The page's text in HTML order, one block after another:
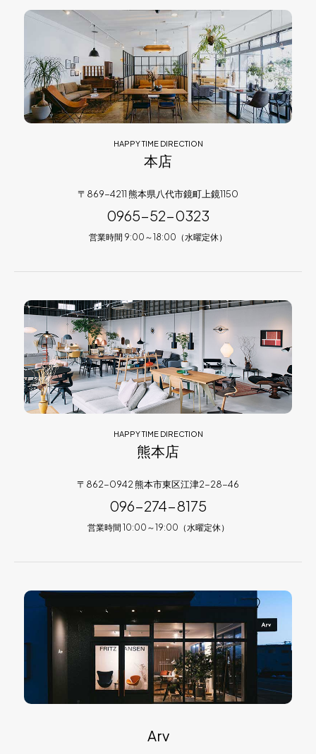
HAPPY TIME DIRECTION
本店
〒869-4211 熊本県八代市鏡町上鏡1150
0965-52-0323
営業時間 9:00～18:00（水曜定休）
HAPPY TIME DIRECTION
熊本店
〒862-0942 熊本市東区江津2-28-46
096-274-8175
営業時間 10:00～19:00（水曜定休）
Arv